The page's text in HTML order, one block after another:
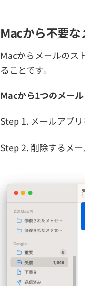
Macから不要な
Macからメールのス
ることです。
Macから1つのメー
Step 1. メールアプリ
Step 2. 削除するメ